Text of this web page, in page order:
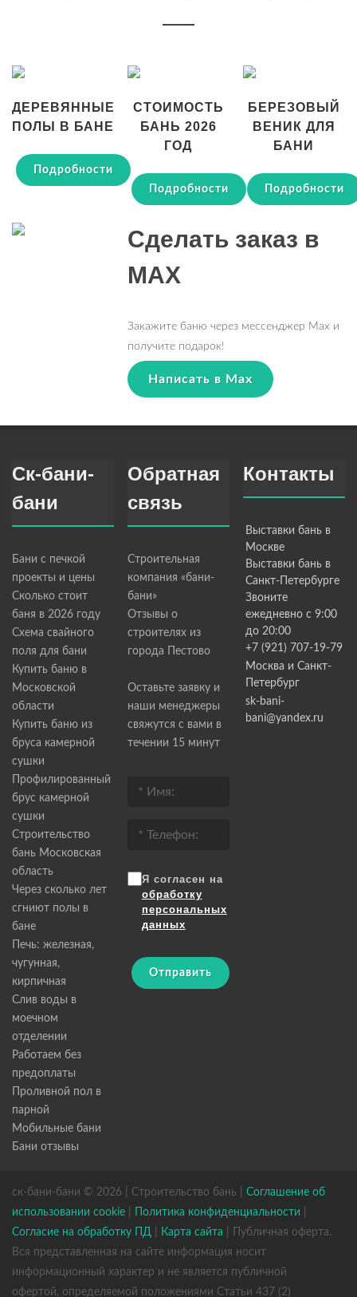
ДЕРЕВЯННЫЕ
ПОЛЫ В БАНЕ
Подробности
СТОИМОСТЬ
БАНЬ 2026
ГОД
Подробности
БЕРЕЗОВЫЙ
ВЕНИК ДЛЯ
БАНИ
Подробности
Сделать заказ в
MAX
Закажите баню через мессенджер Max и
получите подарок!
Написать в Max
Ск-бани-
бани
Бани с печкой
проекты и цены
Сколько стоит
баня в 2026 году
Схема свайного
поля для бани
Купить баню в
Московской
области
Купить баню из
бруса камерной
сушки
Профилированный
брус камерной
сушки
Строительство
бань Московская
область
Через сколько лет
сгниют полы в
бане
Печь: железная,
чугунная,
кирпичная
Слив воды в
моечном
отделении
Работаем без
предоплаты
Проливной пол в
парной
Мобильные бани
Бани отзывы
Обратная
связь
Строительная
компания «бани-
бани»
Отзывы о
строителях из
города Пестово
Оставьте заявку и
наши менеджеры
свяжутся с вами в
течении 15 минут
Я согласен на
обработку
персональных
данных
Отправить
Контакты
Выставки бань в
Москве
Выставки бань в
Санкт-Петербурге
Звоните
ежедневно с 9:00
до 20:00
+7 (921) 707-19-79
Москва и Санкт-
Петербург
sk-bani-
bani@yandex.ru
ск-бани-бани © 2026 | Строительство бань | Соглашение об
использовании cookie
Политика конфиденциальности
Согласие на обработку ПД
Карта сайта | Публичная оферта.
Вся представленная на сайте информация носит
информационный характер и не является публичной
офертой, определяемой положениями Статьи 437 (2)